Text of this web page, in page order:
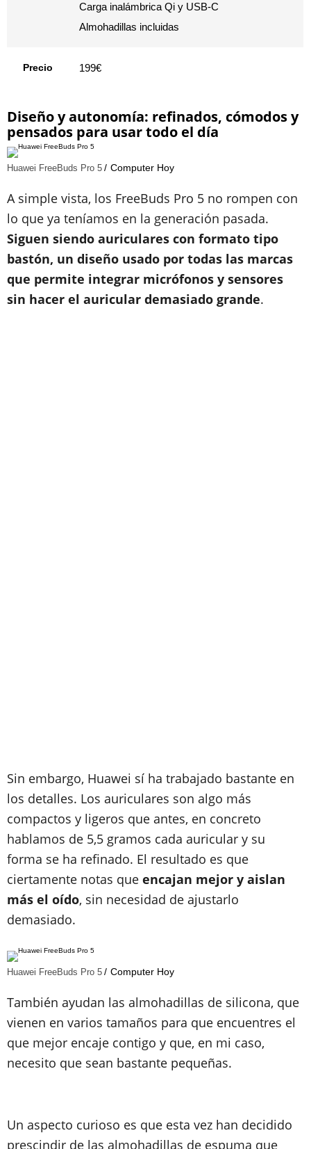
​Carga inalámbrica Qi y USB-C
​Almohadillas incluidas
Precio 199€
Diseño y autonomía: refinados, cómodos y
pensados para usar todo el día
Huawei FreeBuds Pro 5 Computer Hoy
A simple vista, los FreeBuds Pro 5 no rompen con
lo que ya teníamos en la generación pasada.
Siguen siendo auriculares con formato tipo
bastón, un diseño usado por todas las marcas
que permite integrar micrófonos y sensores
sin hacer el auricular demasiado grande.
Sin embargo, Huawei sí ha trabajado bastante en
los detalles. Los auriculares son algo más
compactos y ligeros que antes, en concreto
hablamos de 5,5 gramos cada auricular y su
forma se ha refinado. El resultado es que
ciertamente notas que encajan mejor y aislan
más el oído, sin necesidad de ajustarlo
demasiado.
Huawei FreeBuds Pro 5 Computer Hoy
También ayudan las almohadillas de silicona, que
vienen en varios tamaños para que encuentres el
que mejor encaje contigo y que, en mi caso,
necesito que sean bastante pequeñas.
Un aspecto curioso es que esta vez han decidido
prescindir de las almohadillas de espuma que